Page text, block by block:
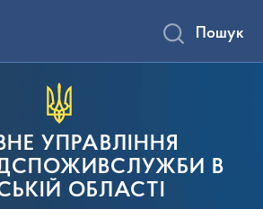
УПРАВЛІННЯ
В
ОБЛАСТІ
Пошук